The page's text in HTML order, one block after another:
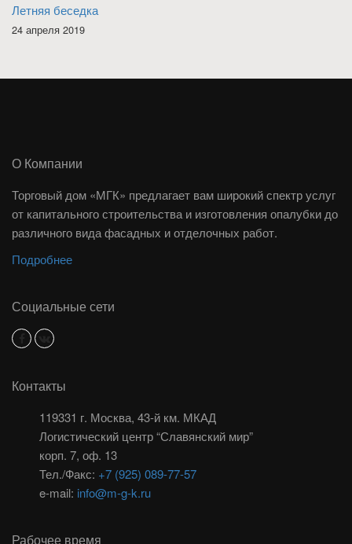
Летняя беседка
24 апреля 2019
О Компании
Торговый дом «МГК» предлагает вам широкий спектр услуг
от капитального строительства и изготовления опалубки до
различного вида фасадных и отделочных работ.
Подробнее
Социальные сети
Контакты
119331 г. Москва, 43-й км. МКАД
Логистический центр “Славянский мир”
корп. 7, оф. 13
Тел./Факс: +7 (925) 089-77-57
e-mail: info@m-g-k.ru
Рабочее время